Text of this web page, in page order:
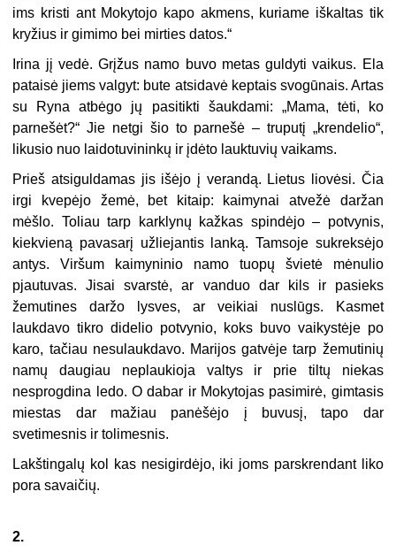
ims kristi ant Mokytojo kapo akmens, kuriame iškaltas tik
kryžius ir gimimo bei mirties datos.“
Irina jį vedė. Grįžus namo buvo metas guldyti vaikus. Ela
pataisė jiems valgyt: bute atsidavė keptais svogūnais. Artas
su Ryna atbėgo jų pasitikti šaukdami: „Mama, tėti, ko
parnešėt?“ Jie netgi šio to parnešė – truputį „krendelio“,
likusio nuo laidotuvininkų ir įdėto lauktuvių vaikams.
Prieš atsiguldamas jis išėjo į verandą. Lietus liovėsi. Čia
irgi kvepėjo žemė, bet kitaip: kaimynai atvežė daržan
mėšlo. Toliau tarp karklynų kažkas spindėjo – potvynis,
kiekvieną pavasarį užliejantis lanką. Tamsoje sukreksėjo
antys. Viršum kaimyninio namo tuopų švietė mėnulio
pjautuvas. Jisai svarstė, ar vanduo dar kils ir pasieks
žemutines daržo lysves, ar veikiai nuslūgs. Kasmet
laukdavo tikro didelio potvynio, koks buvo vaikystėje po
karo, tačiau nesulaukdavo. Marijos gatvėje tarp žemutinių
namų daugiau neplaukioja valtys ir prie tiltų niekas
nesprogdina ledo. O dabar ir Mokytojas pasimirė, gimtasis
miestas dar mažiau panėšėjo į buvusį, tapo dar
svetimesnis ir tolimesnis.
Lakštingalų kol kas nesigirdėjo, iki joms parskrendant liko
pora savaičių.
2.